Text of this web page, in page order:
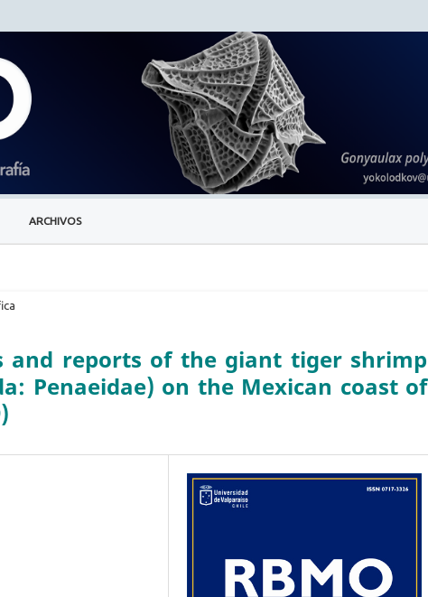
ARCHIVOS
and reports of the giant tiger shrimp
Penaeidae) on the Mexican coast of